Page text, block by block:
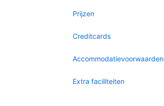
Prijzen
Creditcards
Accommodatievoorwaarden
Extra faciliteiten